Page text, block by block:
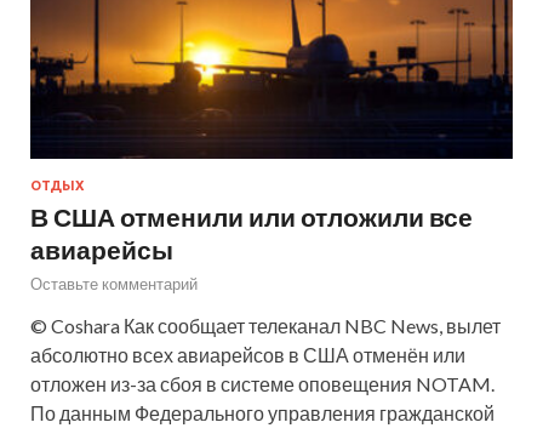
ОТДЫХ
В США отменили или отложили все
авиарейсы
Оставьте комментарий
© Coshara Как сообщает телеканал NBC News, вылет
абсолютно всех авиарейсов в США отменён или
отложен из-за сбоя в системе оповещения NOTAM.
По данным Федерального управления гражданской